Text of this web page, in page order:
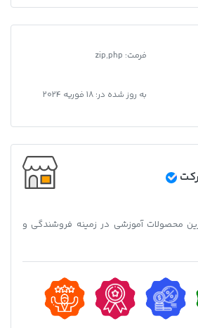
فرمت:
zip,php
به روز شده در: 18 فوریه 2024
محصولات آموزشی در زمینه فروشندگی و